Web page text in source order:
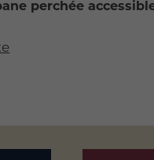
perchée